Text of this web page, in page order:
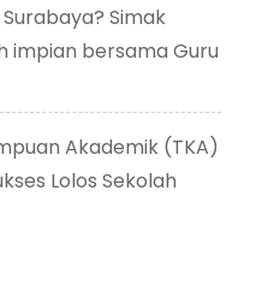
Surabaya? Simak
impian bersama Guru
Akademik (TKA)
Lolos Sekolah